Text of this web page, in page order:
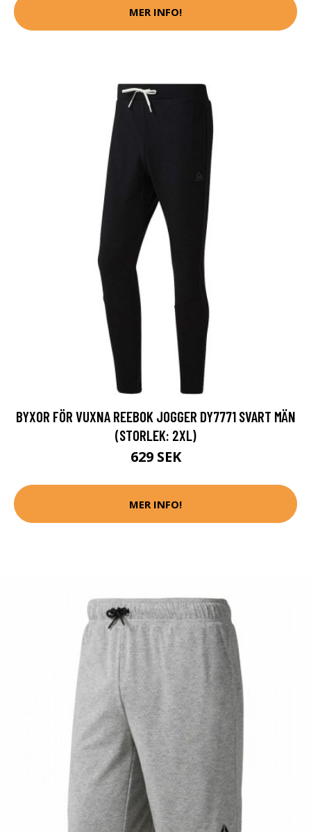
MER INFO!
BYXOR FÖR VUXNA REEBOK JOGGER DY7771 SVART MÄN
(STORLEK: 2XL)
629 SEK
MER INFO!